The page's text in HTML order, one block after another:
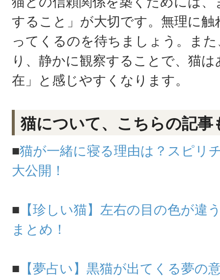
すること」が大切です。無理に
ってくるのを待ちましょう。ま
り、静かに観察することで、猫
在」と感じやすくなります。
猫について、こちらの記事
■猫が一緒に寝る理由は？スピリ
大公開！
■ 【珍しい猫】左右の目の色が違
まとめ！
■ 【夢占い】黒猫が出てくる夢の